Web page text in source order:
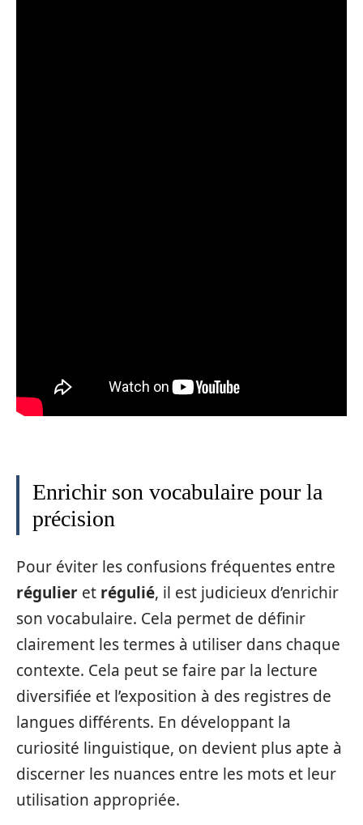
Enrichir son vocabulaire pour la
précision
Pour éviter les confusions fréquentes entre
régulier et régulié, il est judicieux d’enrichir
son vocabulaire. Cela permet de définir
clairement les termes à utiliser dans chaque
contexte. Cela peut se faire par la lecture
diversifiée et l’exposition à des registres de
langues différents. En développant la
curiosité linguistique, on devient plus apte à
discerner les nuances entre les mots et leur
utilisation appropriée.